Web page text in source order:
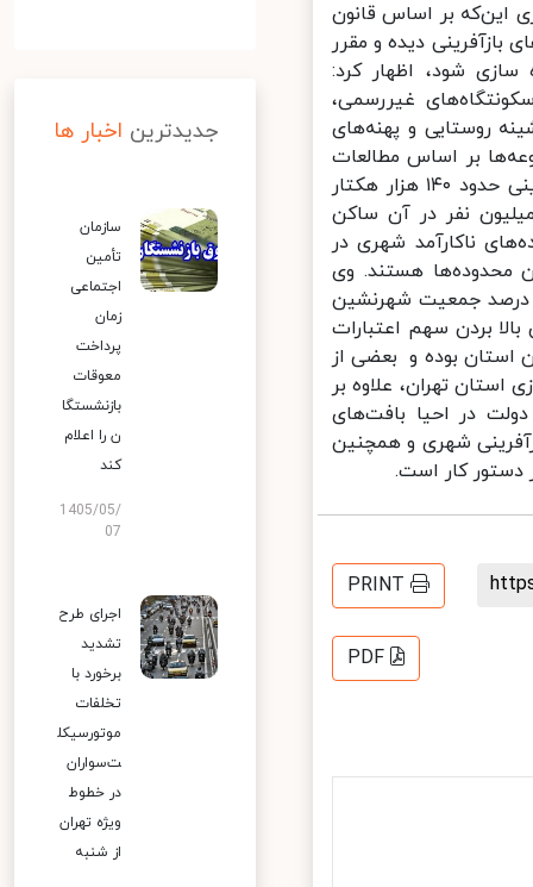
این‌که بر اساس قانون
بازآفرینی دیده و مقرر
سازی شود، اظهار کرد:‌
سکونتگاه‌های غیررسمی،
روستایی و پهنه‌های
بر اساس مطالعات
انجام‌شده در طرح جامع، مطالعات فرادستی طرح تفصیلی، مطالعات بازآفرینی حدود ۱۴۰ هزار هکتار
شهری در سطح کشور وجود دارد که جمعیتی بیش از ۲۰ میلیون نفر در آن ساکن
۱۵ هزار هکتار محدوده‌های ناکارآمد شهری در
ساکن در این محدوده‌ها هستند. وی
به عبارتی ۱۰.۷ درصد مساحت بافت فرسوده کل کشور و ۲۲.۵ درصد جمعیت شهرنشین
بردن سهم اعتبارات
بوده و بعضی از
تهران، علاوه بر
در احیا بافت‌های
شهری و همچنین
PRINT
PDF
جدیدترین اخبار ها
سازمان
تأمین
اجتماعی
زمان
پرداخت
معوقات
بازنشستگا
ن را اعلام
کند
1405/05/
07
اجرای طرح
تشدید
برخورد با
تخلفات
موتورسیکل
ت‌سواران
در خطوط
ویژه تهران
از شنبه